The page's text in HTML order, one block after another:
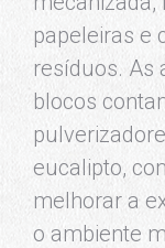
papeleiras e
resíduos. As
blocos
eucalipto,
melhorar a
o ambiente